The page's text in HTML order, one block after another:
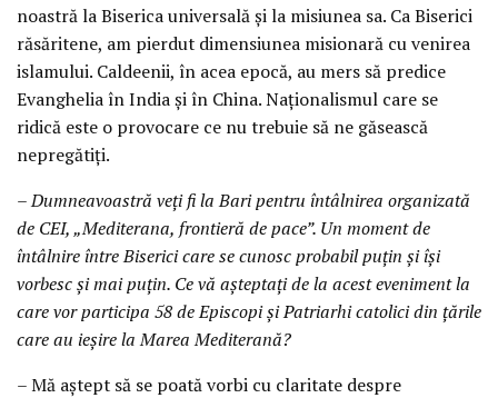
noastră la Biserica universală și la misiunea sa. Ca Biserici
răsăritene, am pierdut dimensiunea misionară cu venirea
islamului. Caldeenii, în acea epocă, au mers să predice
Evanghelia în India și în China. Naționalismul care se
ridică este o provocare ce nu trebuie să ne găsească
nepregătiți.
– Dumneavoastră veți fi la Bari pentru întâlnirea organizată
de CEI, „Mediterana, frontieră de pace”. Un moment de
întâlnire între Biserici care se cunosc probabil puțin și își
vorbesc și mai puțin. Ce vă așteptați de la acest eveniment la
care vor participa 58 de Episcopi și Patriarhi catolici din țările
care au ieșire la Marea Mediterană?
– Mă aștept să se poată vorbi cu claritate despre